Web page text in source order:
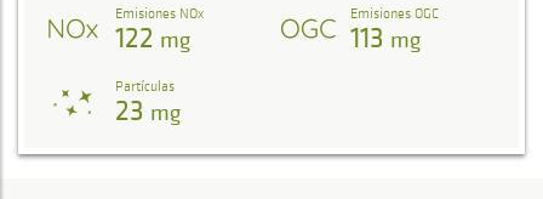
Emisiones NOx
122 mg
Emisiones OGC
113 mg
Partículas
23 mg